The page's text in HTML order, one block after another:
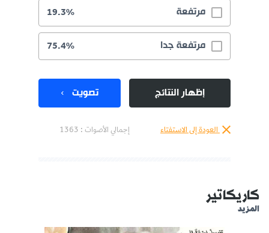
مرتفعة 19.3%
مرتفعة جدا 75.4%
إظهار النتائج تصويت
العودة إلى الاستفتاء إجمالي الأصوات : 1363
كاريكاتير
المزيد